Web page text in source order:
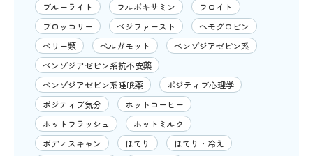
ブルーライト
フルボキサミン
フロイト
ブロッコリー
ベジファースト
ヘモグロビン
ベリー類
ベルガモット
ベンゾジアゼピン系
ベンゾジアゼピン系抗不安薬
ベンゾジアゼピン系睡眠薬
ポジティブ心理学
ポジティブ気分
ホットコーヒー
ホットフラッシュ
ホットミルク
ボディスキャン
ほてり
ほてり・冷え